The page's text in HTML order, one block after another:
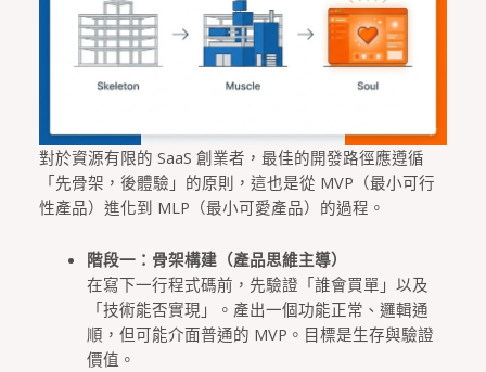
對於資源有限的 SaaS 創業者，最佳的開發路徑應遵循
「先骨架，後體驗」的原則，這也是從 MVP（最小可行
性產品）進化到 MLP（最小可愛產品）的過程。
階段一：骨架構建（產品思維主導）
在寫下一行程式碼前，先驗證「誰會買單」以及
「技術能否實現」。產出一個功能正常、邏輯通
順，但可能介面普通的 MVP。目標是生存與驗證
價值。